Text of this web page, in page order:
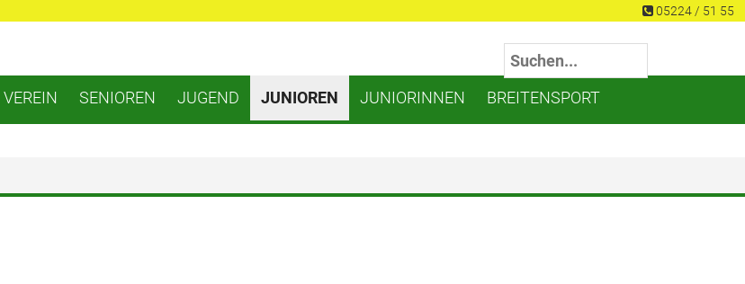
05224 / 51 55
VEREIN SENIOREN JUGEND JUNIOREN JUNIORINNEN BREITENSPORT